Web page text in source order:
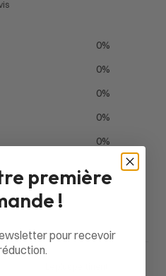
0%
0%
0%
0%
0%
questionpremière
!
pour recevoir